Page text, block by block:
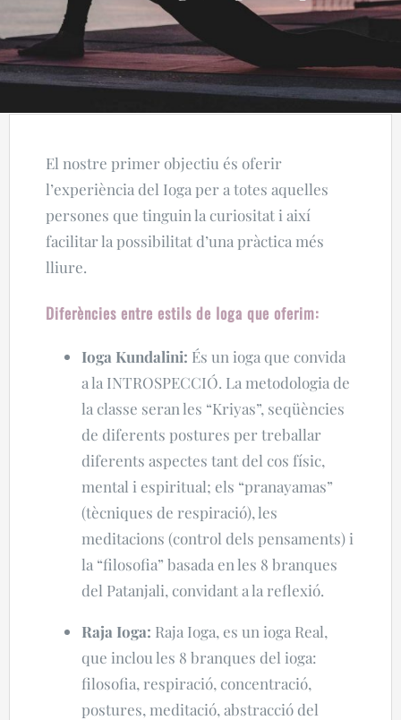
El nostre primer objectiu és oferir
l’experiència del Ioga per a totes aquelles
persones que tinguin la curiositat i així
facilitar la possibilitat d’una pràctica més
lliure.
Diferències entre estils de Ioga que oferim:
Ioga Kundalini: És un ioga que convida
a la INTROSPECCIÓ. La metodologia de
la classe seran les “Kriyas”, seqüències
de diferents postures per treballar
diferents aspectes tant del cos físic,
mental i espiritual; els “pranayamas”
(tècniques de respiració), les
meditacions (control dels pensaments) i
la “filosofia” basada en les 8 branques
del Patanjali, convidant a la reflexió.
Raja Ioga: Raja Ioga, es un ioga Real,
que inclou les 8 branques del ioga:
filosofia, respiració, concentració,
postures, meditació, abstracció del